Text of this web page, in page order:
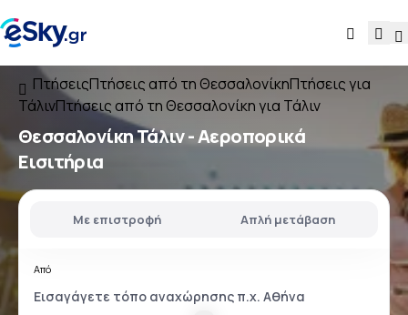
ΠτήσειςΠτήσεις από τη ΘεσσαλονίκηΠτήσεις για
ΤάλινΠτήσεις από τη Θεσσαλονίκη για Τάλιν
Θεσσαλονίκη Τάλιν- Αεροπορικά
Εισιτήρια
Με επιστροφή Απλή μετάβαση
Από